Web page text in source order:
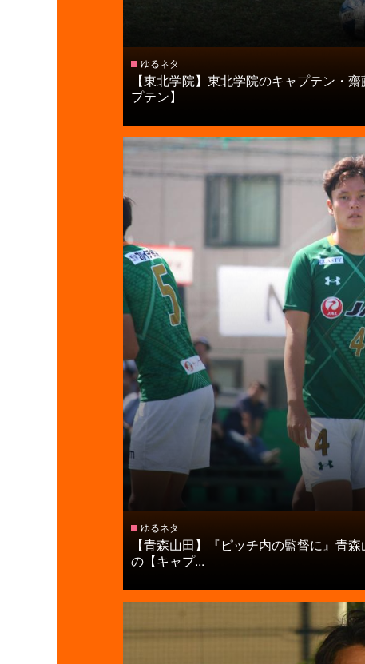
ゆるネタ
【東北学院】東北学院のキャプテン・
プテン】
ゆるネタ
【青森山田】『ピッチ内の監督に』青
の【キャプ...